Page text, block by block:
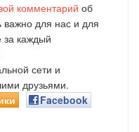
комментарий об
важно для нас и для
за каждый
сети и
друзьями.
Facebook